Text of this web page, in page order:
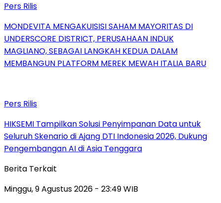
Pers Rilis
MONDEVITA MENGAKUISISI SAHAM MAYORITAS DI
UNDERSCORE DISTRICT, PERUSAHAAN INDUK
MAGLIANO, SEBAGAI LANGKAH KEDUA DALAM
MEMBANGUN PLATFORM MEREK MEWAH ITALIA BARU
Pers Rilis
HIKSEMI Tampilkan Solusi Penyimpanan Data untuk
Seluruh Skenario di Ajang DTI Indonesia 2026, Dukung
Pengembangan AI di Asia Tenggara
Berita Terkait
Minggu, 9 Agustus 2026 - 23:49 WIB